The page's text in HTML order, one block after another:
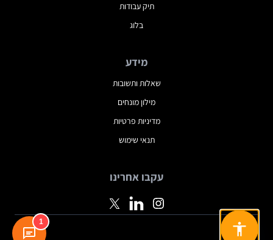
תיק עבודות
בלוג
מידע
שאלות ותשובות
מילון מונחים
מדיניות פרטיות
תנאי שימוש
עקבו אחרינו
1